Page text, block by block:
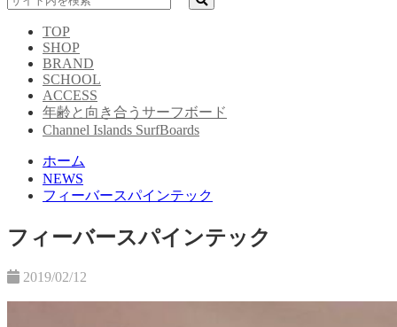
TOP
SHOP
BRAND
SCHOOL
ACCESS
年齢と向き合うサーフボード
Channel Islands SurfBoards
ホーム
NEWS
フィーバースパインテック
フィーバースパインテック
2019/02/12